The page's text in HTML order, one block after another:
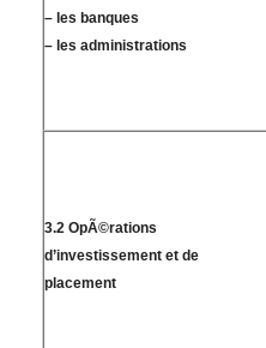
– les banques
– les administrations
3.2 OpÃ©rations
d’investissement et de
placement